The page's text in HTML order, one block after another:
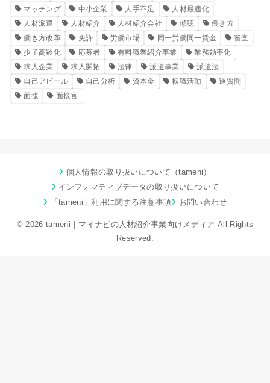
マッチング
中小企業 人手不足
人材最適化
人材派遣
人材紹介 人材紹介会社 傾聴
働き方
働き方改革
免許 労働市場 同一労働同一賃金
審査
少子高齢化
応募者 有料職業紹介事業
業務効率化
求人企業
求人開拓 法律 派遣事業
派遣法
自己アピール
自己分析 資本金 転職活動
逆質問
面接
面接官
個人情報の取り扱いについて（tameni）
インフォマティブデータの取り扱いについて
「tameni」利用に関する注意事項
お問い合わせ
© 2026 tameni｜マイナビの人材紹介事業向けメディア All Rights
Reserved.